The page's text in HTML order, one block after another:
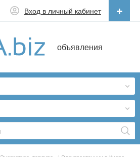
объявления
Вход в личный кабинет